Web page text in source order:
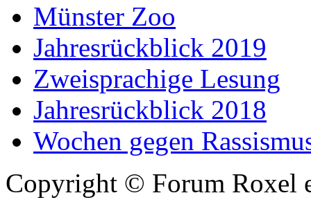
Münster Zoo
Jahresrückblick 2019
Zweisprachige Lesung
Jahresrückblick 2018
Wochen gegen
Copyright © Forum Roxel